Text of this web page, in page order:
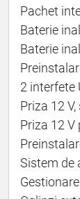
Pachet
Baterie
Baterie
2 interfete
Priza 12
Priza 12
Sistem de